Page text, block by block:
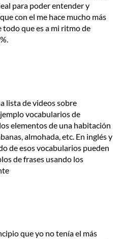
para poder entender y
con el me hace mucho más
que es a mi ritmo de
lista de videos sobre
vocabularios de
elementos de una habitación
almohada, etc. En inglés y
de esos vocabularios pueden
de frases usando los
que yo no tenía el más